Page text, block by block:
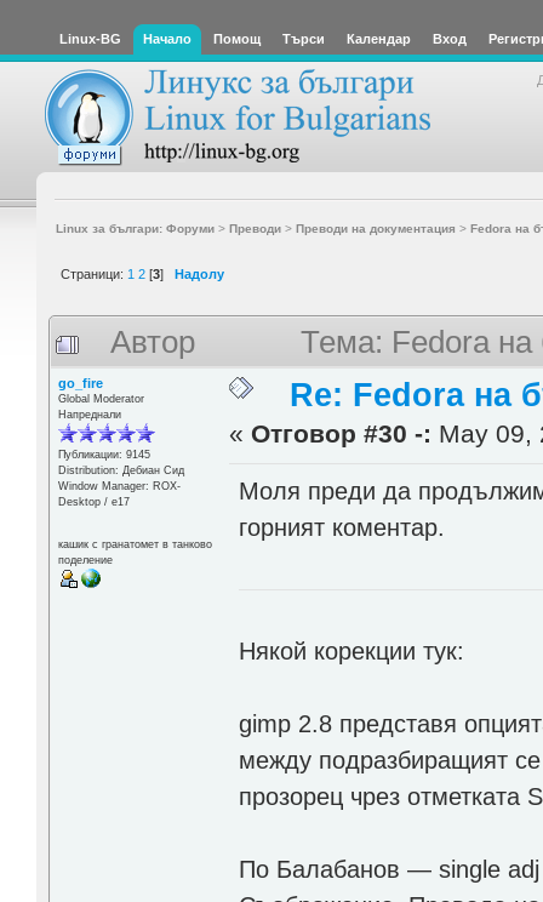
Linux-BG Начало Помощ Търси Календар Вход
Linux за българи: Форуми> Преводи> Преводи на документация > Fedora на
Страници: 1 2 [3] Надолу
Автор Тема: Fedora на
go_fire
Global Moderator
Напреднали
Публикации: 9145
Distribution: Дебиан Сид
Window Manager: ROX-
Desktop / е17
кашик с гранатомет в танково
поделение
Re: Fedora на
« Отговор #30 -: May 09,
Моля преди да
горният коментар.
Някой корекции тук:
gimp 2.8 представя
между подразбиращият
прозорец чрез отметката
По Балабанов — single adj